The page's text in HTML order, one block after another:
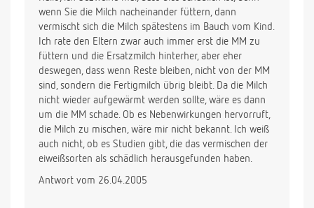
wenn Sie die Milch nacheinander füttern, dann
vermischt sich die Milch spätestens im Bauch vom Kind.
Ich rate den Eltern zwar auch immer erst die MM zu
füttern und die Ersatzmilch hinterher, aber eher
deswegen, dass wenn Reste bleiben, nicht von der MM
sind, sondern die Fertigmilch übrig bleibt. Da die Milch
nicht wieder aufgewärmt werden sollte, wäre es dann
um die MM schade. Ob es Nebenwirkungen hervorruft,
die Milch zu mischen, wäre mir nicht bekannt. Ich weiß
auch nicht, ob es Studien gibt, die das vermischen der
eiweißsorten als schädlich herausgefunden haben.
Antwort vom 26.04.2005